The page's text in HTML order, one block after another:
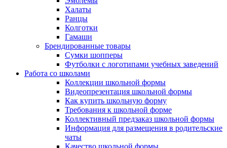
Халаты
Ранцы
Колготки
Гамаши
Брендированные товары
Сумки шопперы
Футболки с логотипами учебных заведений
Работа со школами
Коллекции школьной формы
Видеопрезентация школьной формы
Как купить школьную форму
Требования к школьной форме
Коллективный предзаказ школьной формы
Информация для размещения в родительские
чаты
Качество школьной формы